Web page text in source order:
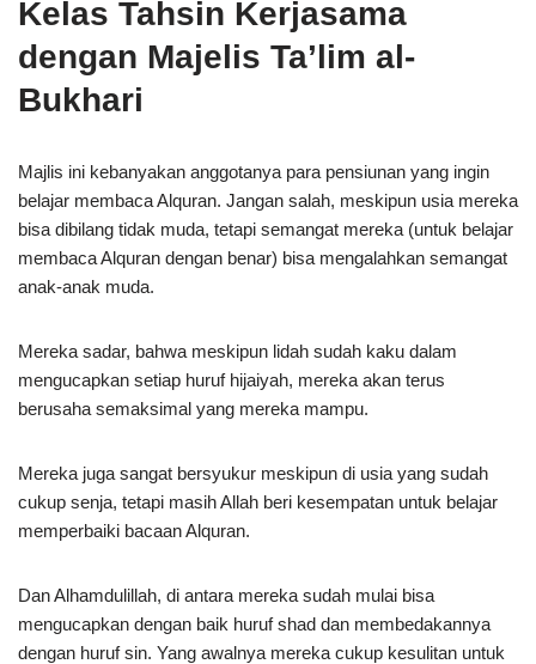
Kelas Tahsin Kerjasama
dengan Majelis Ta’lim al-
Bukhari
Majlis ini kebanyakan anggotanya para pensiunan yang ingin
belajar membaca Alquran. Jangan salah, meskipun usia mereka
bisa dibilang tidak muda, tetapi semangat mereka (untuk belajar
membaca Alquran dengan benar) bisa mengalahkan semangat
anak-anak muda.
Mereka sadar, bahwa meskipun lidah sudah kaku dalam
mengucapkan setiap huruf hijaiyah, mereka akan terus
berusaha semaksimal yang mereka mampu.
Mereka juga sangat bersyukur meskipun di usia yang sudah
cukup senja, tetapi masih Allah beri kesempatan untuk belajar
memperbaiki bacaan Alquran.
Dan Alhamdulillah, di antara mereka sudah mulai bisa
mengucapkan dengan baik huruf shad dan membedakannya
dengan huruf sin. Yang awalnya mereka cukup kesulitan untuk